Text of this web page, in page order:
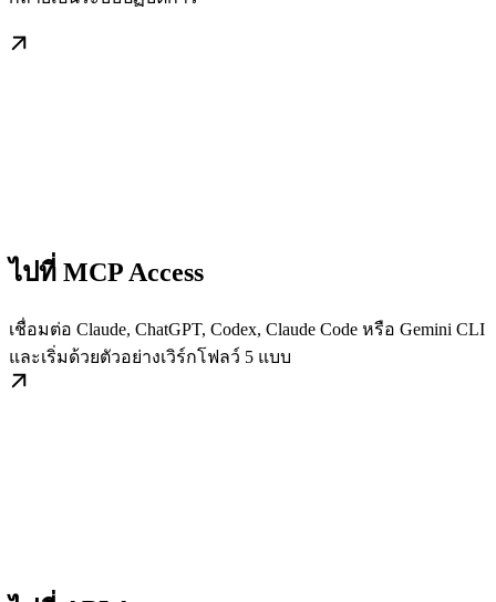
ไปที่ MCP Access
เชื่อมต่อ Claude, ChatGPT, Codex, Claude Code หรือ Gemini CLI
และเริ่มด้วยตัวอย่างเวิร์กโฟลว์ 5 แบบ